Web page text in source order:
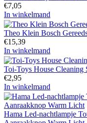
€7,05
In winkelmand
Theo Klein Bosch
€15,39
In winkelmand
Toi-Toys House Cleaning
€2,95
In winkelmand
Hama Led-nachtlampje